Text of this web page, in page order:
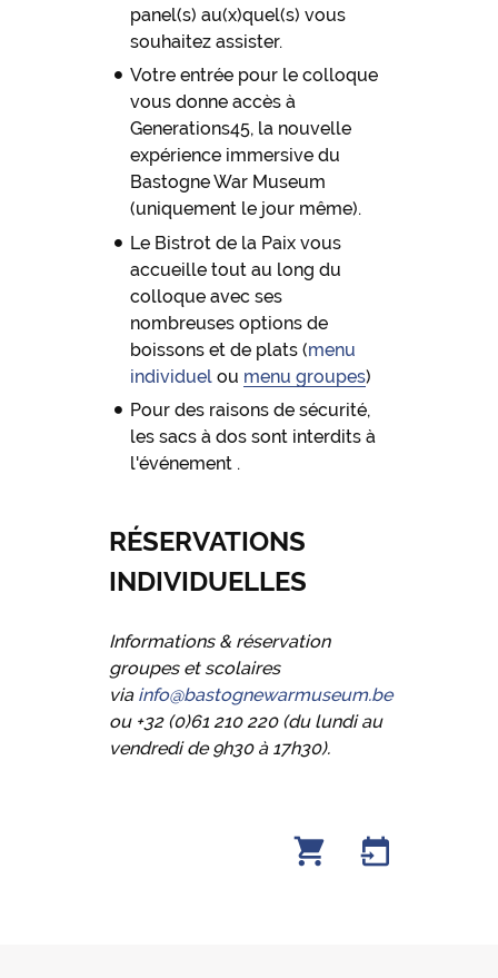
panel(s) au(x)quel(s) vous
souhaitez assister.
Votre entrée pour le colloque
vous donne accès à
Generations45, la nouvelle
expérience immersive du
Bastogne War Museum
(uniquement le jour même).
Le Bistrot de la Paix vous
accueille tout au long du
colloque avec ses
nombreuses options de
boissons et de plats (menu
individuel ou menu groupes)
Pour des raisons de sécurité,
les sacs à dos sont interdits à
l'événement .
RÉSERVATIONS
INDIVIDUELLES
Informations & réservation
groupes et scolaires
via info@bastognewarmuseum.be
ou +32 (0)61 210 220 (du lundi au
vendredi de 9h30 à 17h30).